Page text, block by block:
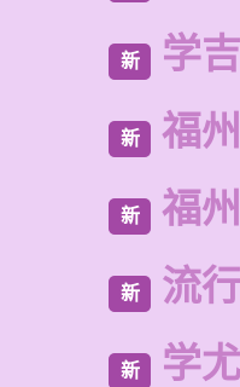
新 学
新 福
新 福
新 流
新 学